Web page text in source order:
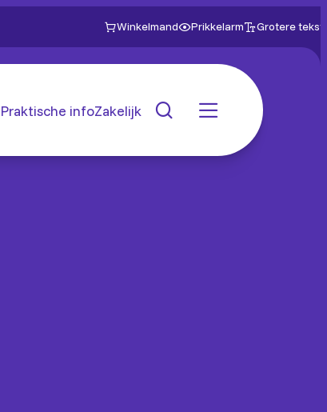
Winkelmand Prikkelarm Grotere tekst
Praktische infoZakelijk